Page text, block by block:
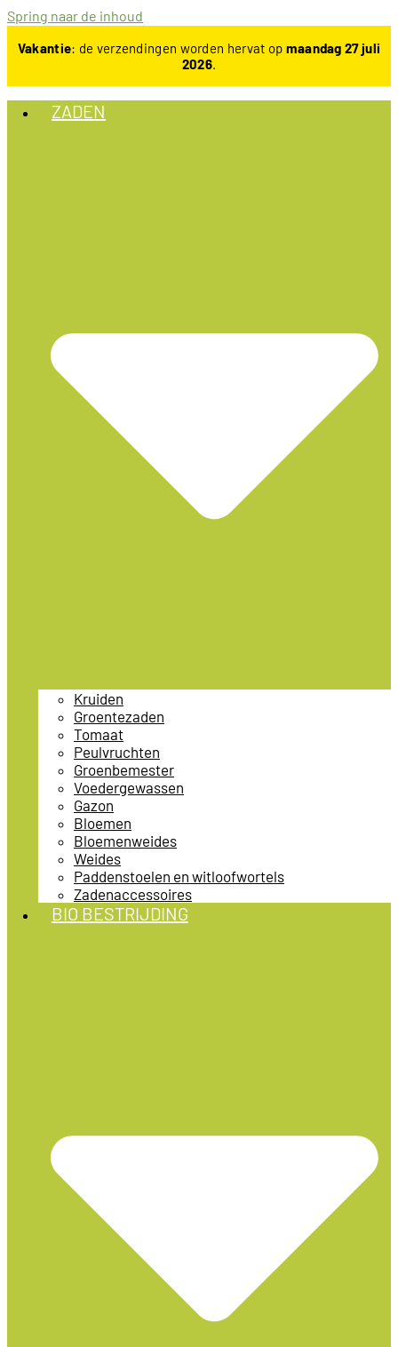
Spring naar de inhoud
Vakantie: de verzendingen worden hervat op maandag 27 juli
2026.
ZADEN
Kruiden
Groentezaden
Tomaat
Peulvruchten
Groenbemester
Voedergewassen
Gazon
Bloemen
Bloemenweides
Weides
Paddenstoelen en witloofwortels
Zadenaccessoires
BIO BESTRIJDING